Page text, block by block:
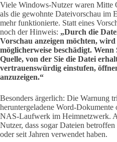
Viele Windows-Nutzer waren Mitte
als die gewohnte Dateivorschau im
mehr funktionierte. Statt eines
noch der Hinweis: „Durch die
Vorschau anzeigen möchten,
möglicherweise beschädigt.
Quelle, von der Sie die Datei
vertrauenswürdig einstufen,
anzuzeigen.“
Besonders ärgerlich: Die Warnung
heruntergeladene Word-Dokumente
NAS-Laufwerk im Heimnetzwerk.
Nutzer, dass sogar Dateien
oder seit Jahren verwendet haben.